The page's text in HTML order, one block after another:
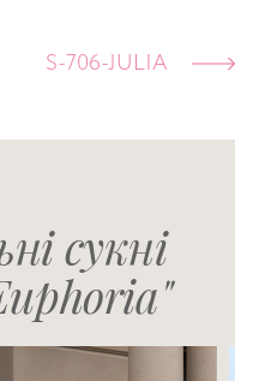
S-706-JULIA
сукні